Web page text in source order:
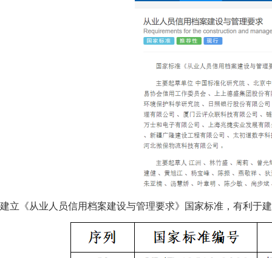
建立《从业人员信用档案建设与管理要求》国家标准，有利于